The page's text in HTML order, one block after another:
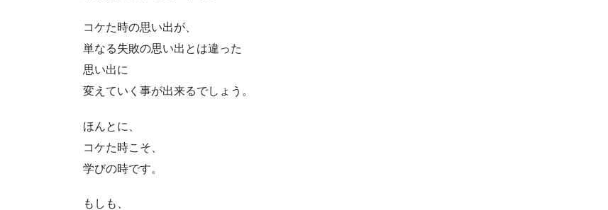
コケた時の思い出が、
単なる失敗の思い出とは違った
思い出に
変えていく事が出来るでしょう。
ほんとに、
コケた時こそ、
学びの時です。
もしも、